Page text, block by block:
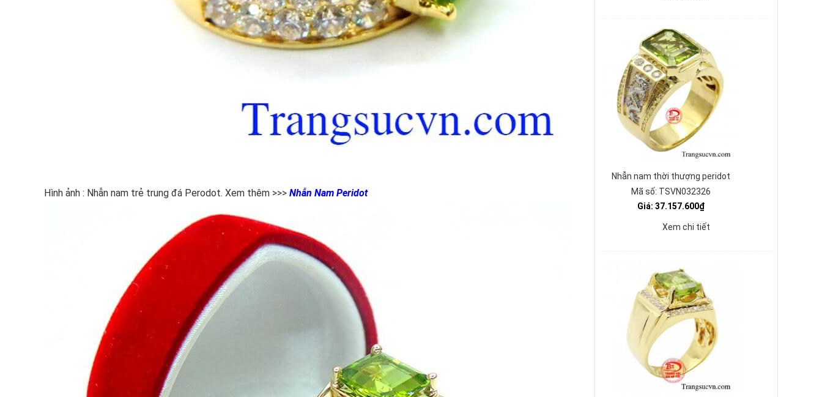
Hình ảnh : Nhẫn nam trẻ trung đá Perodot. Xem thêm >>> Nhẫn Nam Peridot
Nhẫn nam thời thượng peridot
Mã số: TSVN032326
Giá: 37.157.600₫
Xem chi tiết